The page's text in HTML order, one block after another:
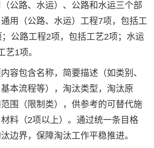
（公路、水运）、公路和水运三个部
用（公路、水运）工程7项，包括工
公路工程2项，包括工艺2项；水运
艺1项。
容包含名称，简要描述（如类别、
本流程等），淘汰类型，淘汰原
围（限制类），供参考的可替代施
料（2项以上）。通过统一条目格
边界，保障淘汰工作平稳推进。